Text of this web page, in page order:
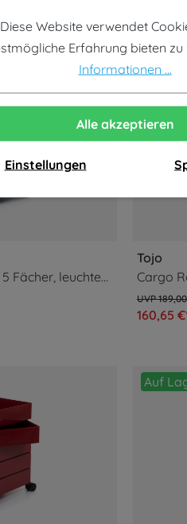
360° Rollcontainer mit 5 Fächer, leuchtend blau
Tojo
160,65
Auf
Diese Website verwendet
Erfahrung bieten zu
Informationen ...
Alle akzeptieren
Einstellungen